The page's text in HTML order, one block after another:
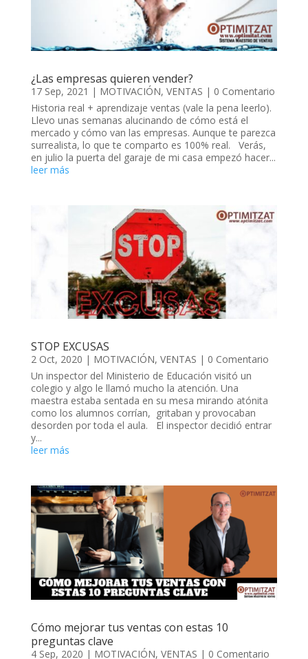
¿Las empresas quieren vender?
17 Sep, 2021 | MOTIVACIÓN, VENTAS | 0 Comentario
Historia real + aprendizaje ventas (vale la pena leerlo).
Llevo unas semanas alucinando de cómo está el
mercado y cómo van las empresas. Aunque te parezca
surrealista, lo que te comparto es 100% real. Verás,
en julio la puerta del garaje de mi casa empezó hacer...
leer más
STOP EXCUSAS
2 Oct, 2020 | MOTIVACIÓN, VENTAS | 0 Comentario
Un inspector del Ministerio de Educación visitó un
colegio y algo le llamó mucho la atención. Una
maestra estaba sentada en su mesa mirando atónita
como los alumnos corrían, gritaban y provocaban
desorden por toda el aula. El inspector decidió entrar
y...
leer más
Cómo mejorar tus ventas con estas 10
preguntas clave
4 Sep, 2020 | MOTIVACIÓN, VENTAS | 0 Comentario